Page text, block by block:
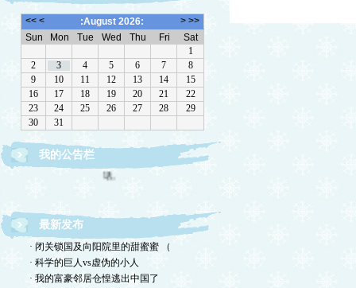
我的公告栏
欢迎转载，但请注明来源。理性讨论，拒绝一切脏
最新发布
· 闭关锁国及向阳院里的甜蜜蜜 （
· 科学的巨人vs虚伪的小人
· 我的富豪邻居仓惶逃出中国了